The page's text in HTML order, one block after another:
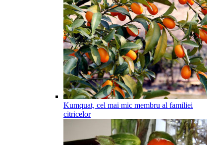
Kumquat, cel mai mic membru al familiei
citricelor